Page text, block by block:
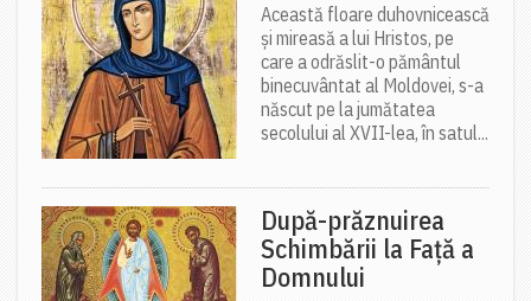
Această floare duhovnicească
și mireasă a lui Hristos, pe
care a odrăslit-o pământul
binecuvântat al Moldovei, s-a
născut pe la jumătatea
secolului al XVII-lea, în satul...
După-prăznuirea
Schimbării la Față a
Domnului